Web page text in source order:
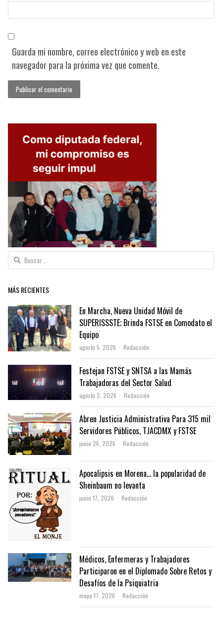
Guarda mi nombre, correo electrónico y web en este
navegador para la próxima vez que comente.
Buscar:
MÁS RECIENTES
En Marcha, Nueva Unidad Móvil de
SUPERISSSTE; Brinda FSTSE en Comodato el
Equipo
agosto 5, 2026 Author
Redacción
Festejan FSTSE y SNTSA a las Mamás
Trabajadoras del Sector Salud
agosto 2, 2026 Author
Redacción
Abren Justicia Administrativa Para 315 mil
Servidores Públicos, TJACDMX y FSTSE
junio 26, 2026 Author
Redacción
Apocalipsis en Morena… la popularidad de
Sheinbaum no levanta
junio 17, 2026 Author
Redacción
Médicos, Enfermeras y Trabajadores
Participaron en el Diplomado Sobre Retos y
Desafíos de la Psiquiatria
mayo 17, 2026 Author
Redacción